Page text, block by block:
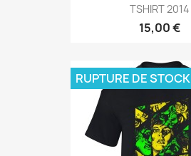
TSHIRT 2014
15,00 €
RUPTURE DE STOCK